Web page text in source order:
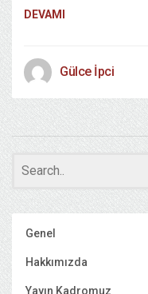
DEVAMI
Gülce İpci
Genel
Hakkımızda
Yayın Kadromuz